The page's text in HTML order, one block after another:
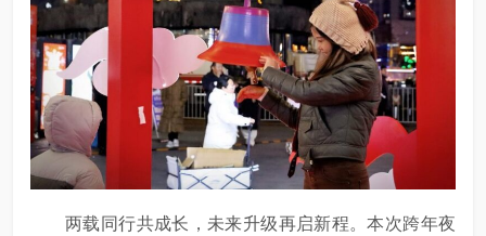
两载同行共成长，未来升级再启新程。本次跨年夜